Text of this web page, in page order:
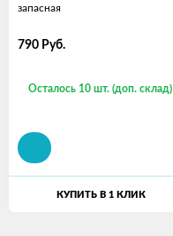
запасная
790 Руб.
Осталось 10 шт. (доп. склад)
КУПИТЬ В 1 КЛИК